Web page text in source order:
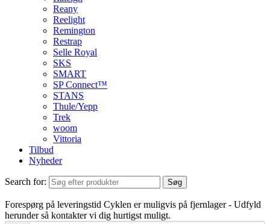
Reany
Reelight
Remington
Restrap
Selle Royal
SKS
SMART
SP Connect™
STANS
Thule/Yepp
Trek
woom
Vittoria
Tilbud
Nyheder
Search for: Søg
Forespørg på leveringstid Cyklen er muligvis på fjernlager - Udfyld
herunder så kontakter vi dig hurtigst muligt.